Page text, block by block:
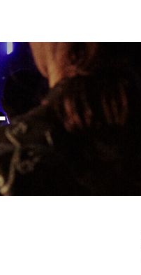
初めての方へ
Q&A